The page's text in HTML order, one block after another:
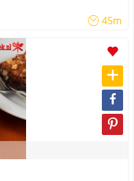
45m